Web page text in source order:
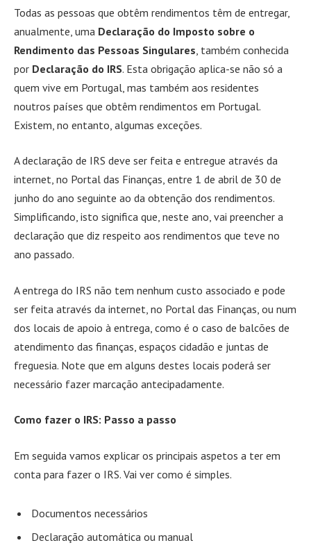
Todas as pessoas que obtêm rendimentos têm de entregar,
anualmente, uma Declaração do Imposto sobre o
Rendimento das Pessoas Singulares , também conhecida
por Declaração do IRS. Esta obrigação aplica-se não só a
quem vive em Portugal, mas também aos residentes
noutros países que obtêm rendimentos em Portugal.
Existem, no entanto, algumas exceções.
A declaração de IRS deve ser feita e entregue através da
internet, no Portal das Finanças, entre 1 de abril de 30 de
junho do ano seguinte ao da obtenção dos rendimentos.
Simplificando, isto significa que, neste ano, vai preencher a
declaração que diz respeito aos rendimentos que teve no
ano passado.
A entrega do IRS não tem nenhum custo associado e pode
ser feita através da internet, no Portal das Finanças, ou num
dos locais de apoio à entrega, como é o caso de balcões de
atendimento das finanças, espaços cidadão e juntas de
freguesia. Note que em alguns destes locais poderá ser
necessário fazer marcação antecipadamente.
Como fazer o IRS: Passo a passo
Em seguida vamos explicar os principais aspetos a ter em
conta para fazer o IRS. Vai ver como é simples.
Documentos necessários
Declaração automática ou manual